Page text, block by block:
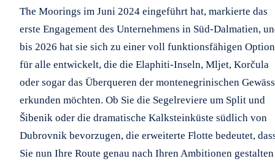
The Moorings im Juni 2024 eingeführt hat, markierte das
erste Engagement des Unternehmens in Süd-Dalmatien,
bis 2026 hat sie sich zu einer voll funktionsfähigen Option
für alle entwickelt, die die Elaphiti-Inseln, Mljet, Korčula
oder sogar das Überqueren der montenegrinischen
erkunden möchten. Ob Sie die Segelreviere um Split und
Šibenik oder die dramatische Kalksteinküste südlich von
Dubrovnik bevorzugen, die erweiterte Flotte bedeutet,
Sie nun Ihre Route genau nach Ihren Ambitionen gestalten